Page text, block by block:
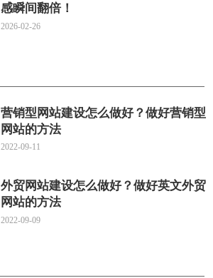
感瞬间翻倍！
2026-02-26
营销型网站建设怎么做好？做好营销型
网站的方法
2022-09-11
外贸网站建设怎么做好？做好英文外贸
网站的方法
2022-09-09